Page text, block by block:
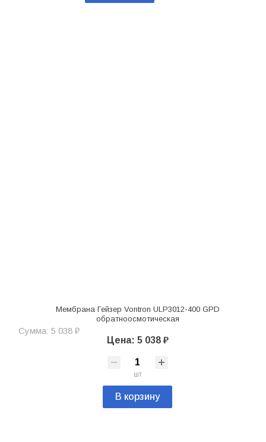
Мембрана Гейзер Vontron ULP3012-400 GPD
обратноосмотическая
Сумма: 5 038 ₽
Цена: 5 038 ₽
шт
В корзину